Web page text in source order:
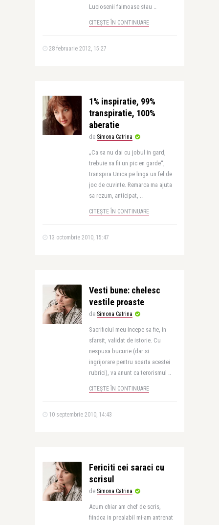
Luciosenii faimoase stau ..
CITEȘTE ÎN CONTINUARE
28 februarie 2012, 15:27
1% inspiratie, 99%
transpiratie, 100%
aberatie
de Simona Catrina
„Ca sa nu dai cu jobul in gard,
trebuie sa fii un pic en garde“,
transpira Unica pe linga un fel de
joc de cuvinte. Remarca ma ajuta
sa rezum, anticipat, ..
CITEȘTE ÎN CONTINUARE
13 octombrie 2010, 15:47
Vesti bune: chelesc
vestile proaste
de Simona Catrina
Sacrificiul meu incepe sa fie, in
sfarsit, validat de istorie. Cu
nespusa bucurie (dar si
ingrijorare pentru soarta acestei
rubrici), va anunt ca terorismul ..
CITEȘTE ÎN CONTINUARE
10 septembrie 2010, 14:43
Fericiti cei saraci cu
scrisul
de Simona Catrina
Acum chiar am chef de scris,
fiindca in prealabil mi-am antrenat